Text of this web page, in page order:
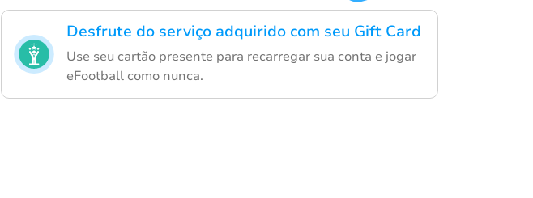
Desfrute do serviço adquirido com seu Gift Card
Use seu cartão presente para recarregar sua conta e jogar
eFootball como nunca.